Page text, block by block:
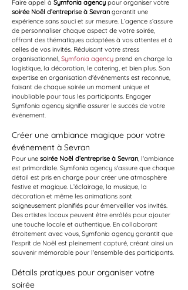
Faire appel à Symfonia agency pour organiser votre
soirée Noël d’entreprise à Sevran garantit une
expérience sans souci et sur mesure. L’agence s’assure
de personnaliser chaque aspect de votre soirée,
offrant des thématiques adaptées à vos attentes et à
celles de vos invités. Réduisant votre stress
organisationnel, Symfonia agency prend en charge la
logistique, la décoration, le catering, et bien plus. Son
expertise en organisation d'événements est reconnue,
faisant de chaque soirée un moment unique et
inoubliable pour tous les participants. Engager
Symfonia agency signifie assurer le succès de votre
événement.
Créer une ambiance magique pour votre
événement à Sevran
Pour une soirée Noël d’entreprise à Sevran, l'ambiance
est primordiale. Symfonia agency s'assure que chaque
détail est pris en charge pour créer une atmosphère
festive et magique. L’éclairage, la musique, la
décoration et même les animations sont
soigneusement planifiés pour émerveiller vos invités.
Des artistes locaux peuvent être enrôlés pour ajouter
une touche locale et authentique. En collaborant
étroitement avec vous, Symfonia agency garantit que
l'esprit de Noël est pleinement capturé, créant ainsi un
souvenir mémorable pour l'ensemble des participants.
Détails pratiques pour organiser votre
soirée